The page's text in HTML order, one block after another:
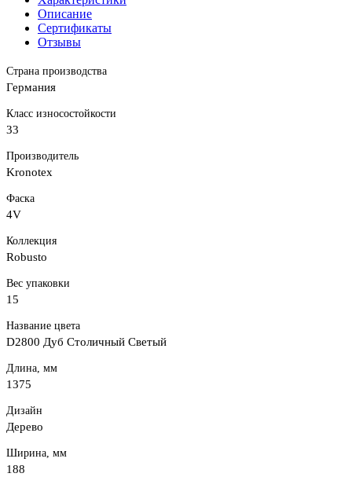
Описание
Сертификаты
Отзывы
Страна производства
Германия
Класс износостойкости
33
Производитель
Kronotex
Фаска
4V
Коллекция
Robusto
Вес упаковки
15
Название цвета
D2800 Дуб Столичный Светый
Длина, мм
1375
Дизайн
Дерево
Ширина, мм
188